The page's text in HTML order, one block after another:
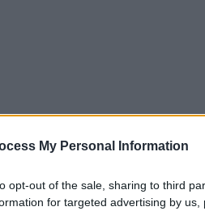
My Personal Information
opt-out of the sale, sharing to third
for targeted advertising by